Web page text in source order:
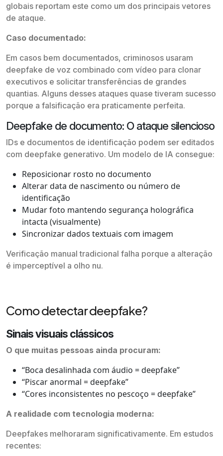
globais reportam este como um dos principais vetores
de ataque.
Caso documentado:
Em casos bem documentados, criminosos usaram
deepfake de voz combinado com vídeo para clonar
executivos e solicitar transferências de grandes
quantias. Alguns desses ataques quase tiveram sucesso
porque a falsificação era praticamente perfeita.
Deepfake de documento: O ataque silencioso
IDs e documentos de identificação podem ser editados
com deepfake generativo. Um modelo de IA consegue:
Reposicionar rosto no documento
Alterar data de nascimento ou número de
identificação
Mudar foto mantendo segurança holográfica
intacta (visualmente)
Sincronizar dados textuais com imagem
Verificação manual tradicional falha porque a alteração
é imperceptível a olho nu.
Como detectar deepfake?
Sinais visuais clássicos
O que muitas pessoas ainda procuram:
“Boca desalinhada com áudio = deepfake”
“Piscar anormal = deepfake”
“Cores inconsistentes no pescoço = deepfake”
A realidade com tecnologia moderna:
Deepfakes melhoraram significativamente. Em estudos
recentes: